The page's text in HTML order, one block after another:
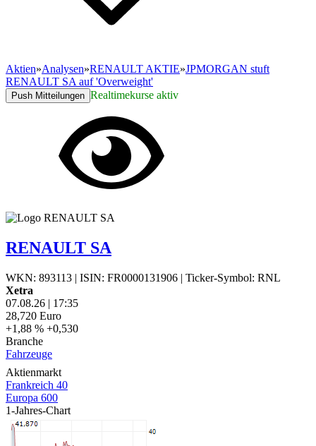
Aktien»Analysen»RENAULT AKTIE»JPMORGAN stuft
RENAULT SA auf 'Overweight'
Push Mitteilungen Realtimekurse aktiv
RENAULT SA
WKN: 893113 | ISIN: FR0000131906 | Ticker-Symbol: RNL
Xetra
07.08.26 | 17:35
28,720 Euro
+1,88 % +0,530
Branche
Fahrzeuge
Aktienmarkt
Frankreich 40
Europa 600
1-Jahres-Chart